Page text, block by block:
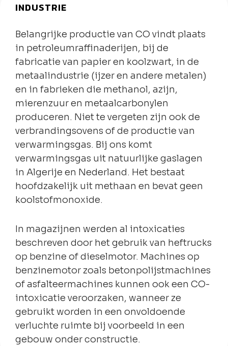
INDUSTRIE
Belangrijke productie van CO vindt plaats
in petroleumraffinaderijen, bij de
fabricatie van papier en koolzwart, in de
metaalindustrie (ijzer en andere metalen)
en in fabrieken die methanol, azijn,
mierenzuur en metaalcarbonylen
produceren. Niet te vergeten zijn ook de
verbrandingsovens of de productie van
verwarmingsgas. Bij ons komt
verwarmingsgas uit natuurlijke gaslagen
in Algerije en Nederland. Het bestaat
hoofdzakelijk uit methaan en bevat geen
koolstofmonoxide.
In magazijnen werden al intoxicaties
beschreven door het gebruik van heftrucks
op benzine of dieselmotor. Machines op
benzinemotor zoals betonpolijstmachines
of asfalteermachines kunnen ook een CO-
intoxicatie veroorzaken, wanneer ze
gebruikt worden in een onvoldoende
verluchte ruimte bij voorbeeld in een
gebouw onder constructie.